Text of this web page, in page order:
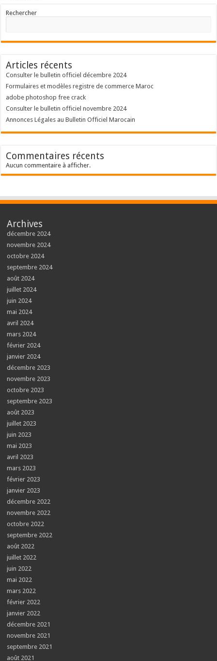
Rechercher
Articles récents
Consulter le bulletin officiel décembre 2024
Formulaires et modèles registre de commerce Maroc
adobe photoshop free crack
Consulter le bulletin officiel novembre 2024
Annonces Légales au Bulletin Officiel Marocain
Commentaires récents
Aucun commentaire à afficher.
Archives
décembre 2024
novembre 2024
octobre 2024
septembre 2024
août 2024
juillet 2024
juin 2024
mai 2024
avril 2024
mars 2024
février 2024
janvier 2024
décembre 2023
novembre 2023
octobre 2023
septembre 2023
août 2023
juillet 2023
juin 2023
mai 2023
avril 2023
mars 2023
février 2023
janvier 2023
décembre 2022
novembre 2022
octobre 2022
septembre 2022
août 2022
juillet 2022
juin 2022
mai 2022
mars 2022
février 2022
janvier 2022
décembre 2021
novembre 2021
septembre 2021
août 2021